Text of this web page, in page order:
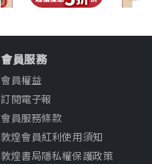
會員服務
會員權益
訂閱電子報
會員服務條款
敦煌會員紅利使用須知
敦煌書局隱私權保護政策